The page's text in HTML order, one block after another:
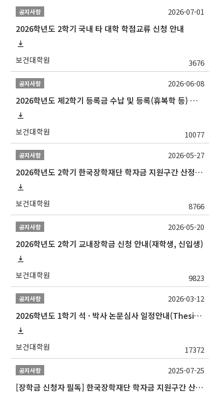
공지사항
2026학년도 2학기 국내 타 대학 학점교류 신청 안내
보건대학원 3676
2026-07-01
공지사항
2026학년도 제2학기 등록금 수납 및 등록(휴복학 등) 일정 안내
보건대학원 10077
2026-06-08
공지사항
2026학년도 2학기 한국장학재단 학자금 지원구간 산정 신청 안내
보건대학원 8766
2026-05-27
공지사항
2026학년도 2학기 교내장학금 신청 안내(재학생, 신입생)
보건대학원 9823
2026-05-20
공지사항
2026학년도 1학기 석 · 박사 논문심사 일정안내(Thesis Defense Schedules)
보건대학원 17372
2026-03-12
공지사항
[장학금 신청자 필독] 한국장학재단 학자금 지원구간 산정 권고
2025-07-25